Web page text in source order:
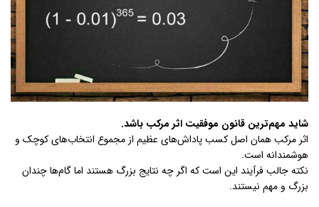
شاید مهم‌ترین قانون موفقیت اثر مرکب باشد.
اثر مرکب همان اصل کسب پاداش‌های عظیم از مجموع انتخاب‌های کوچک و
هوشمندانه است.
نکته جالب فرآیند این است که اگر چه نتایج بزرگ هستند اما گام‌ها چندان
بزرگ و مهم نیستند.